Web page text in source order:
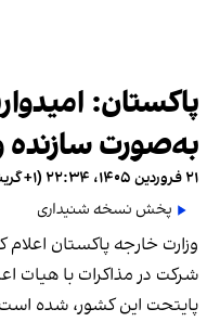
پاکستان:
به‌صورت سازنده
۲۱ فروردین ۱۴۰۵، ۲۲:۳۴ (‎+۱ گرینویچ)
پخش نسخه شنیداری
وزارت خارجه پاکستان
شرکت در مذاکرات با هیات
پایتحت این کشور، شده